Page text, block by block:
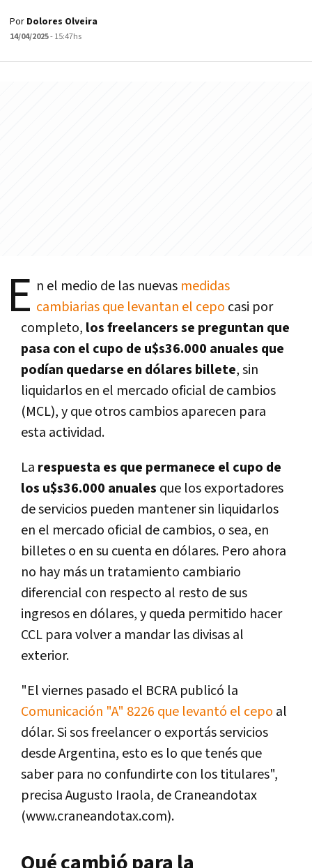
Por Dolores Olveira
14/04/2025- 15:47hs
E n el medio de las nuevas medidas
cambiarias que levantan el cepo casi por
completo, los freelancers se preguntan que
pasa con el cupo de u$s36.000 anuales que
podían quedarse en dólares billete, sin
liquidarlos en el mercado oficial de cambios
(MCL), y que otros cambios aparecen para
esta actividad.
La respuesta es que permanece el cupo de
los u$s36.000 anuales que los exportadores
de servicios pueden mantener sin liquidarlos
en el mercado oficial de cambios, o sea, en
billetes o en su cuenta en dólares. Pero ahora
no hay más un tratamiento cambiario
diferencial con respecto al resto de sus
ingresos en dólares, y queda permitido hacer
CCL para volver a mandar las divisas al
exterior.
"El viernes pasado el BCRA publicó la
Comunicación "A" 8226 que levantó el cepo al
dólar. Si sos freelancer o exportás servicios
desde Argentina, esto es lo que tenés que
saber para no confundirte con los titulares",
precisa Augusto Iraola, de Craneandotax
(www.craneandotax.com).